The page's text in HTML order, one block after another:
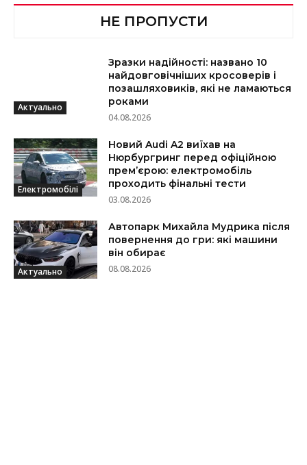
НЕ ПРОПУСТИ
Актуально
Зразки надійності: названо 10
найдовговічніших кросоверів і
позашляховиків, які не ламаються
роками
04.08.2026
Електромобілі
Новий Audi A2 виїхав на
Нюрбургринг перед офіційною
прем’єрою: електромобіль
проходить фінальні тести
03.08.2026
Актуально
Автопарк Михайла Мудрика після
повернення до гри: які машини
він обирає
08.08.2026